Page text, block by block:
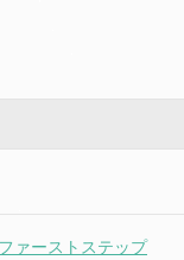
ァーストステップ